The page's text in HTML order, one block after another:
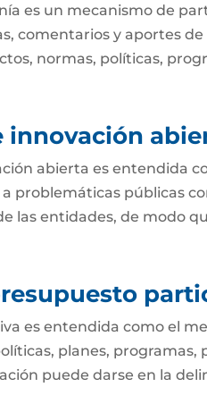
es un mecanismo de
comentarios y aportes
normas, políticas,
innovación
abierta es entendida
problemáticas públicas
las entidades, de modo
es entendida como el
planes,
puede darse en la